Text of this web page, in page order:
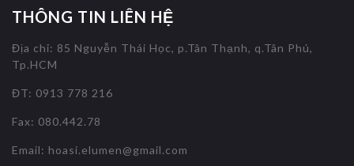
THÔNG TIN LIÊN HỆ
Địa chỉ: 85 Nguyễn Thái Học, p.Tân Thạnh, q.Tân Phú,
Tp.HCM
ĐT: 0913 778 216
Fax: 080.442.78
Email: hoasi.elumen@gmail.com